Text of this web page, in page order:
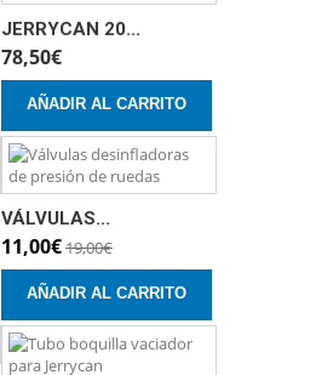
JERRYCAN 20...
78,50€
AÑADIR AL CARRITO
VÁLVULAS...
11,00€19,00€
AÑADIR AL CARRITO